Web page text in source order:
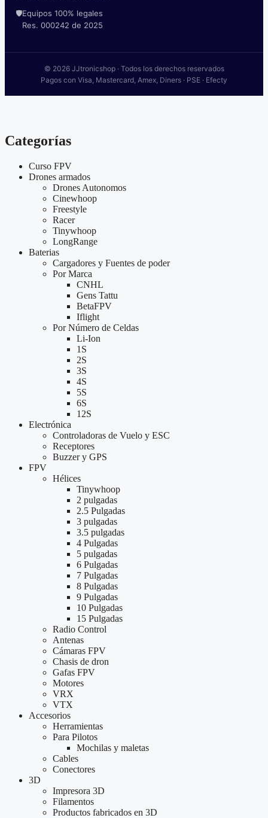
🛡️Equipos 100% legales
Res. 000242 de 2025
© 2026 JJtronicshop · Todos los derechos reservados
Pagos con Visa, Mastercard, Amex, Diners · PSE · Efecty
Categorías
Curso FPV
Drones armados
Drones Autonomos
Cinewhoop
Freestyle
Racer
Tinywhoop
LongRange
Baterias
Cargadores y Fuentes de poder
Por Marca
CNHL
Gens Tattu
BetaFPV
Iflight
Por Número de Celdas
Li-Ion
1S
2S
3S
4S
5S
6S
12S
Electrónica
Controladoras de Vuelo y ESC
Receptores
Buzzer y GPS
FPV
Hélices
Tinywhoop
2 pulgadas
2.5 Pulgadas
3 pulgadas
3.5 pulgadas
4 Pulgadas
5 pulgadas
6 Pulgadas
7 Pulgadas
8 Pulgadas
9 Pulgadas
10 Pulgadas
15 Pulgadas
Radio Control
Antenas
Cámaras FPV
Chasis de dron
Gafas FPV
Motores
VRX
VTX
Accesorios
Herramientas
Para Pilotos
Mochilas y maletas
Cables
Conectores
3D
Impresora 3D
Filamentos
Productos fabricados en 3D